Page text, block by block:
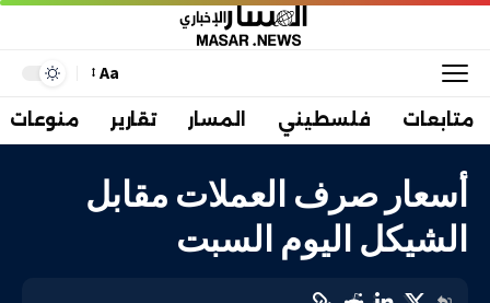
Aa
متابعات فلسطيني المسار تقارير منوعات
أسعار صرف العملات مقابل
الشيكل اليوم السبت